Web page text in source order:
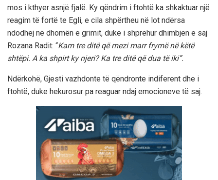
mos i kthyer asnjë fjalë. Ky qëndrim i ftohtë ka shkaktuar një
reagim të fortë te Egli, e cila shpërtheu në lot ndërsa
ndodhej në dhomën e grimit, duke i shprehur dhimbjen e saj
Rozana Radit: “Kam tre ditë që mezi marr frymë në këtë
shtëpi. A ka shpirt ky njeri? Ka tre ditë që dua të iki”.
Ndërkohë, Gjesti vazhdonte të qëndronte indiferent dhe i
ftohtë, duke hekurosur pa reaguar ndaj emocioneve të saj.